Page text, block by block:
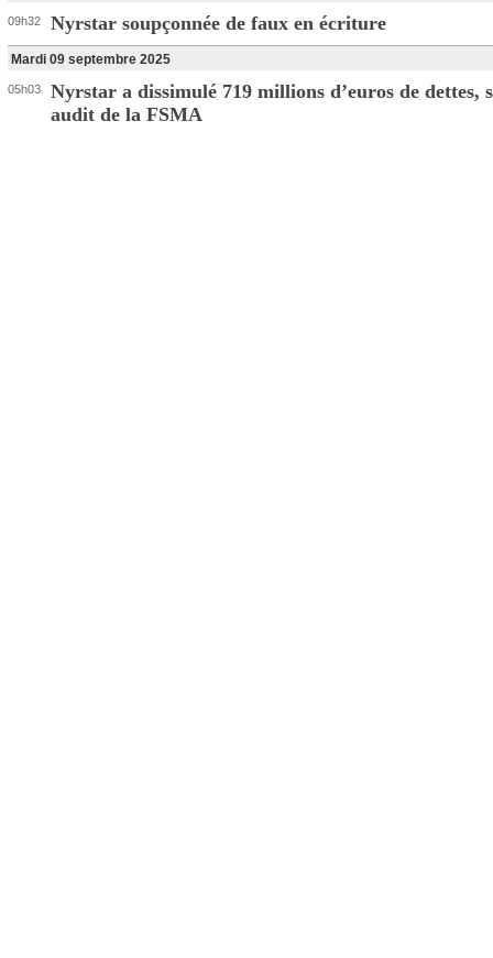
09h32 Nyrstar soupçonnée de faux en écriture
Mardi 09 septembre 2025
05h03
Nyrstar a dissimulé 719 millions d’euros de dettes,
audit de la FSMA